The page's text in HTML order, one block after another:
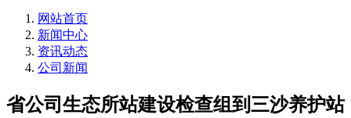
网站首页
新闻中心
资讯动态
公司新闻
省公司生态所站建设检查组到三沙养护站